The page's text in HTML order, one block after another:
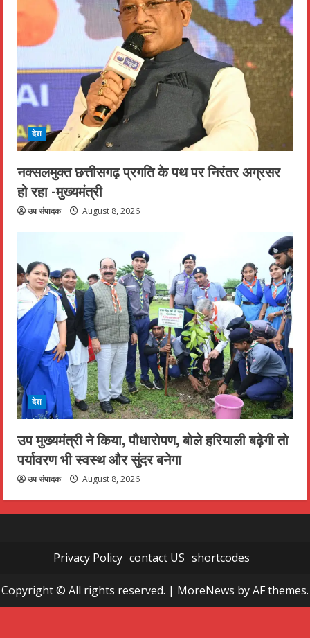
देश
नक्सलमुक्त छत्तीसगढ़ प्रगति के पथ पर निरंतर अग्रसर
हो रहा -मुख्यमंत्री
उप संपादक August 8, 2026
देश
उप मुख्यमंत्री ने किया, पौधारोपण, बोले हरियाली बढ़ेगी तो
पर्यावरण भी स्वस्थ और सुंदर बनेगा
उप संपादक August 8, 2026
Privacy Policy contact US shortcodes
Copyright © All rights reserved. | MoreNews by AF themes.